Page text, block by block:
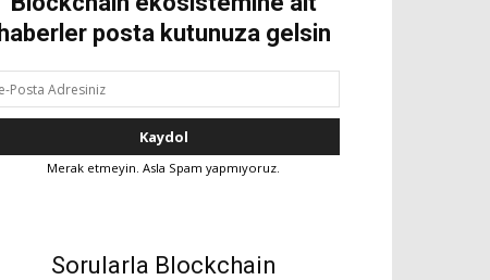
haberler posta kutunuza gelsin
Merak etmeyin. Asla Spam yapmıyoruz.
Sorularla Blockchain